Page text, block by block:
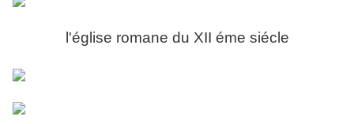
l'église romane du XII éme siécle